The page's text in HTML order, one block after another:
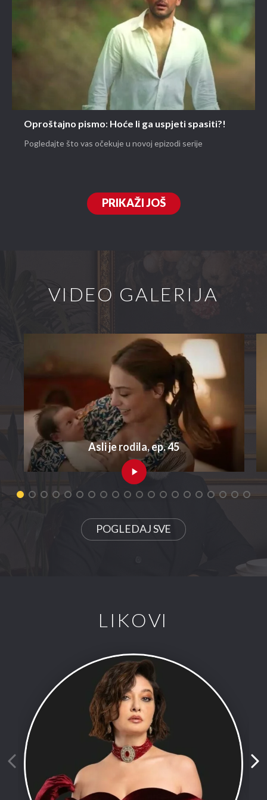
Oproštajno pismo: Hoće li ga uspjeti spasiti?!
Pogledajte što vas očekuje u novoj epizodi serije
PRIKAŽI JOŠ
VIDEO GALERIJA
Asli je rodila, ep. 45
POGLEDAJ SVE
LIKOVI